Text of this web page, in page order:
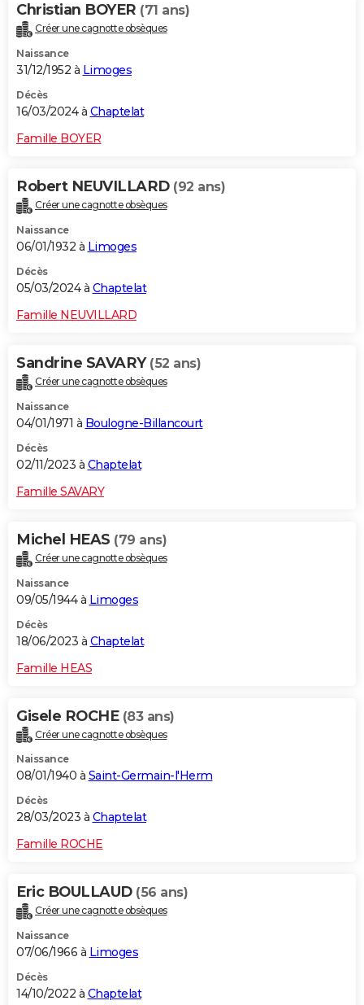
Christian BOYER (71 ans)
Créer une cagnotte obsèques
Naissance
31/12/1952 à Limoges
Décès
16/03/2024 à Chaptelat
Famille BOYER
Robert NEUVILLARD (92 ans)
Créer une cagnotte obsèques
Naissance
06/01/1932 à Limoges
Décès
05/03/2024 à Chaptelat
Famille NEUVILLARD
Sandrine SAVARY (52 ans)
Créer une cagnotte obsèques
Naissance
04/01/1971 à Boulogne-Billancourt
Décès
02/11/2023 à Chaptelat
Famille SAVARY
Michel HEAS (79 ans)
Créer une cagnotte obsèques
Naissance
09/05/1944 à Limoges
Décès
18/06/2023 à Chaptelat
Famille HEAS
Gisele ROCHE (83 ans)
Créer une cagnotte obsèques
Naissance
08/01/1940 à Saint-Germain-l'Herm
Décès
28/03/2023 à Chaptelat
Famille ROCHE
Eric BOULLAUD (56 ans)
Créer une cagnotte obsèques
Naissance
07/06/1966 à Limoges
Décès
14/10/2022 à Chaptelat